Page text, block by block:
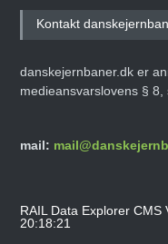
Kontakt
danskejernbaner.dk er
medieansvarslovens § 8,
mail:
RAIL Data Explorer
20:18:21